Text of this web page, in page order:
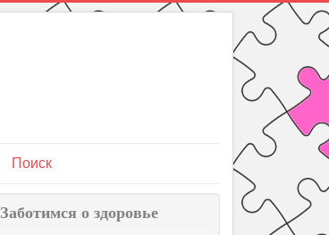
Поиск
Заботимся о здоровье